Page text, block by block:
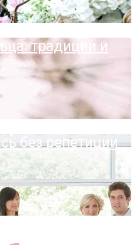
традиции и
без репетиции